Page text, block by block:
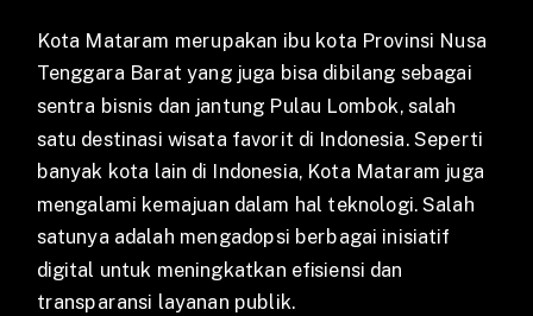
Kota Mataram merupakan ibu kota Provinsi Nusa
Tenggara Barat yang juga bisa dibilang sebagai
sentra bisnis dan jantung Pulau Lombok, salah
satu destinasi wisata favorit di Indonesia. Seperti
banyak kota lain di Indonesia, Kota Mataram juga
mengalami kemajuan dalam hal teknologi. Salah
satunya adalah mengadopsi berbagai inisiatif
digital untuk meningkatkan efisiensi dan
transparansi layanan publik.